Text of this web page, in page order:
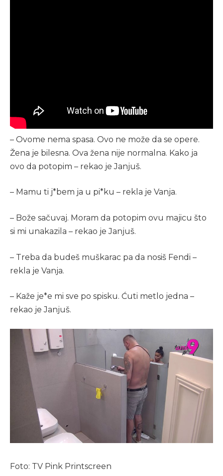
– Ovome nema spasa. Ovo ne može da se opere.
Žena je bilesna. Ova žena nije normalna. Kako ja
ovo da potopim – rekao je Janjuš.
– Mamu ti j*bem ja u pi*ku – rekla je Vanja.
– Bože sačuvaj. Moram da potopim ovu majicu što
si mi unakazila – rekao je Janjuš.
– Treba da budeš muškarac pa da nosiš Fendi –
rekla je Vanja.
– Kaže je*e mi sve po spisku. Ćuti metlo jedna –
rekao je Janjuš.
Foto: TV Pink Printscreen